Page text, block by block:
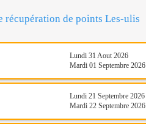
récupération de points Les-ulis
Lundi 31 Aout 2026
Mardi 01 Septembre 2026
Lundi 21 Septembre 2026
Mardi 22 Septembre 2026